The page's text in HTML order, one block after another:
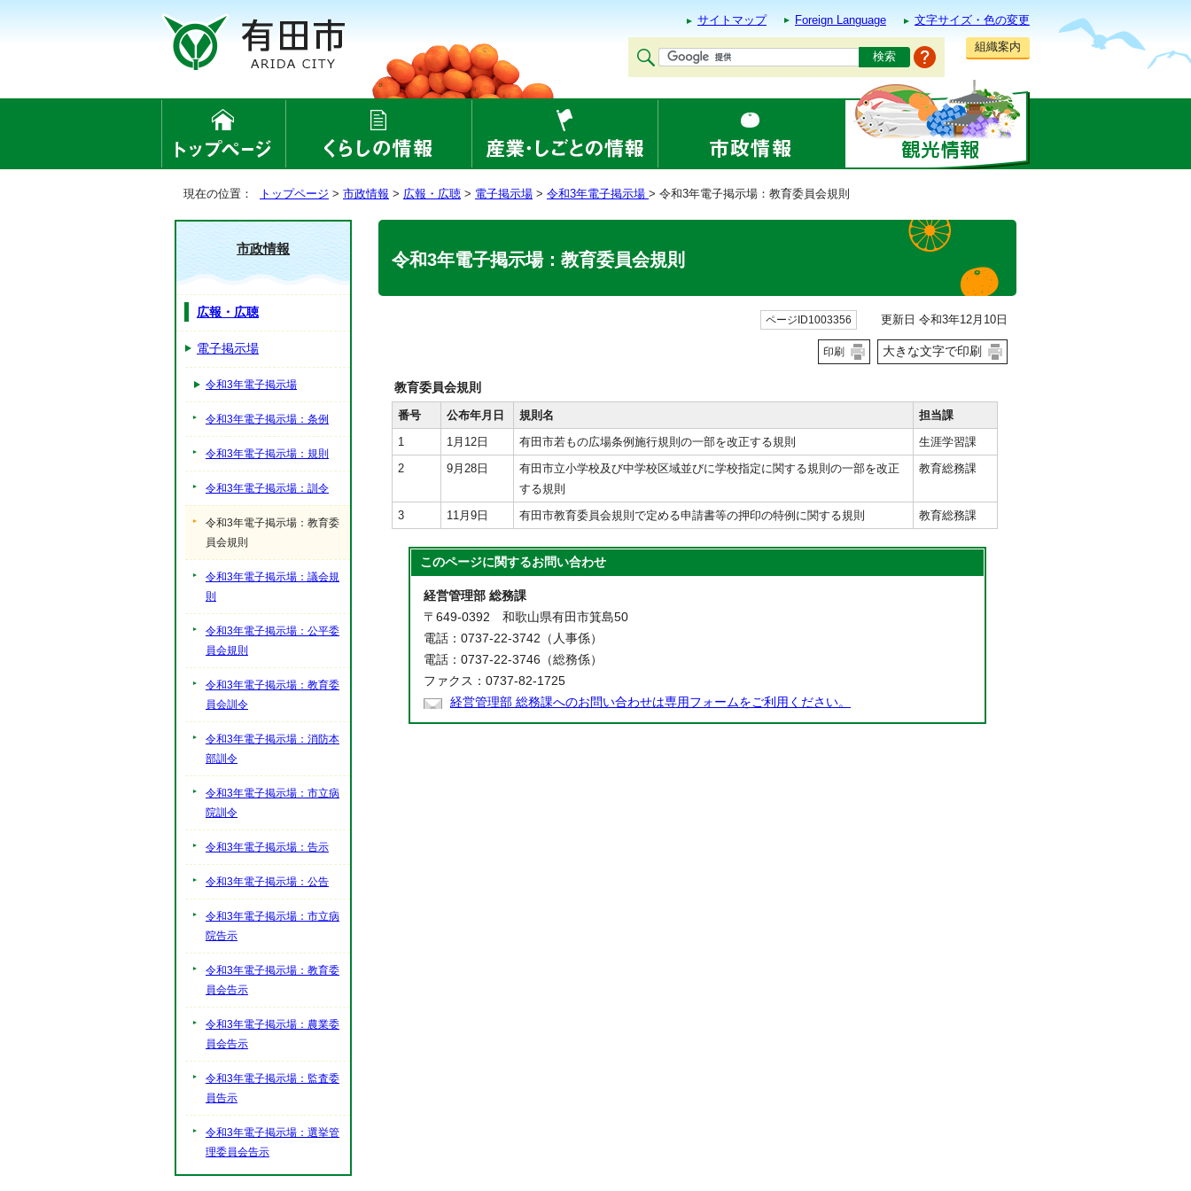
サイトマップ Foreign Language
文字サイズ・色の変更
組織案内
現在の位置： トップページ > 市政情報 > 広報・広聴 > 電子掲示場 > 令和3年電子掲示場 > 令和3年電子掲示場：教育委員会規則
令和3年電子掲示場：教育委員会規則
ページID1003356 更新日 令和3年12月10日
印刷 大きな文字で印刷
教育委員会規則
番号 公布年月日 規則名
担当課
1
1月12日 有田市若もの広場条例施行規則の一部を改正する規則
生涯学習課
2
9月28日
有田市立小学校及び中学校区域並びに学校指定に関する規則の一部を改正
する規則
教育総務課
3 11月9日 有田市教育委員会規則で定める申請書等の押印の特例に関する規則 教育総務課
このページに関するお問い合わせ
経営管理部 総務課
〒649-0392 和歌山県有田市箕島50
電話：0737-22-3742（人事係）
電話：0737-22-3746（総務係）
ファクス：0737-82-1725
経営管理部 総務課へのお問い合わせは専用フォームをご利用ください。
市政情報
広報・広聴
電子掲示場
令和3年電子掲示場
令和3年電子掲示場：条例
令和3年電子掲示場：規則
令和3年電子掲示場：訓令
令和3年電子掲示場：教育委
員会規則
令和3年電子掲示場：議会規
則
令和3年電子掲示場：公平委
員会規則
令和3年電子掲示場：教育委
員会訓令
令和3年電子掲示場：消防本
部訓令
令和3年電子掲示場：市立病
院訓令
令和3年電子掲示場：告示
令和3年電子掲示場：公告
令和3年電子掲示場：市立病
院告示
令和3年電子掲示場：教育委
員会告示
令和3年電子掲示場：農業委
員会告示
令和3年電子掲示場：監査委
員告示
令和3年電子掲示場：選挙管
理委員会告示